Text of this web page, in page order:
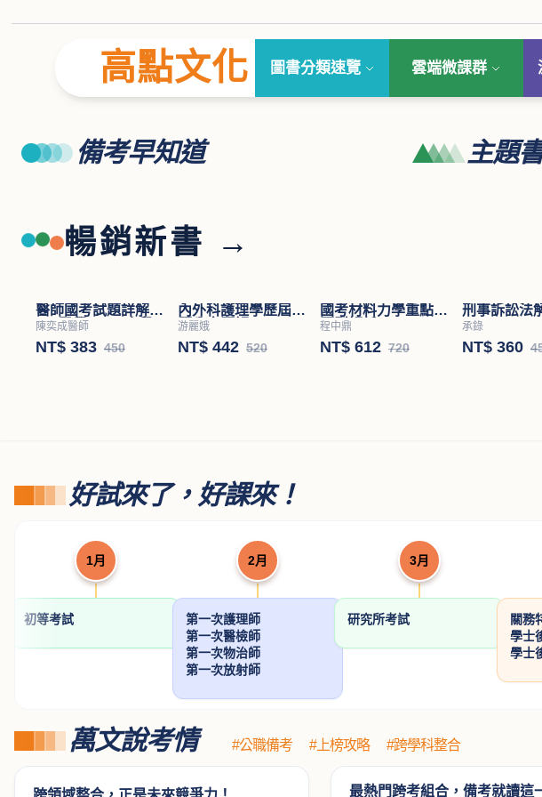
高點文化 圖書分類速覽 雲端微課群
備考早知道 主題
暢銷新書 →
醫師國考試題詳解
(Ⅱ)醫學(四)－小兒
科
陳奕成醫師
NT$ 383 450
內外科護理學歷屆試
題分章題解
游麗娥
NT$ 442 520
國考材料力學重點暨
題型解析
程中鼎
NT$ 612 720
刑事訴訟法
承錄
NT$ 360
好試來了，好課來！
1月 2月 3月
初等考試
第一次護理師
第一次醫檢師
第一次物治師
第一次放射師
研究所考試
關務
學士
學士
萬文說考情 #公職備考 #上榜攻略 #跨學科整合
最熱門跨考組合，備考就讀這